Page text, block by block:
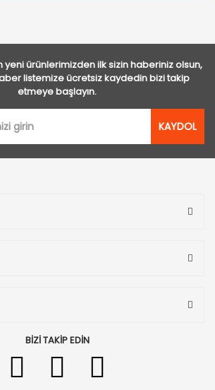
ürünlerimizden ilk sizin haberiniz olsun,
listemize ücretsiz kaydedin bizi takip
etmeye başlayın.
KAYDOL
BİZİ TAKİP EDİN